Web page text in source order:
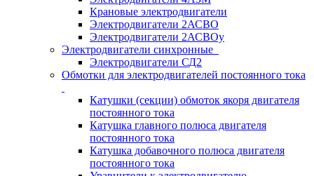
Крановые электродвигатели
Электродвигатели 2АСВО
Электродвигатели 2АСВОу
Электродвигатели синхронные
Электродвигатели СД2
Обмотки для электродвигателей постоянного тока
Катушки (секции) обмоток якоря двигателя
постоянного тока
Катушка главного полюса двигателя
постоянного тока
Катушка добавочного полюса двигателя
постоянного тока